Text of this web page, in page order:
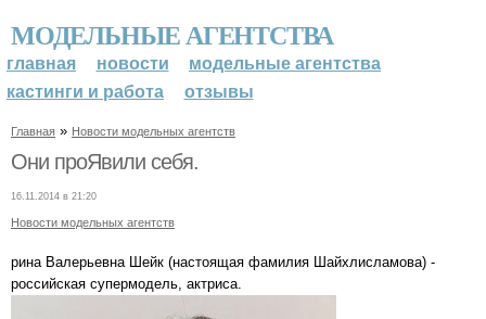
МОДЕЛЬНЫЕ АГЕНТСТВА
главная новости
модельные агентства
кастинги и работа
отзывы
Главная » Новости модельных агентств
Они проЯвили себя.
16.11.2014 в 21:20
Новости модельных агентств
рина Валерьевна Шейк (настоящая фамилия Шайхлисламова) -
российская супермодель, актриса.